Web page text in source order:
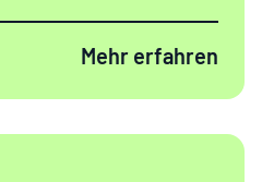
Mehr erfahren